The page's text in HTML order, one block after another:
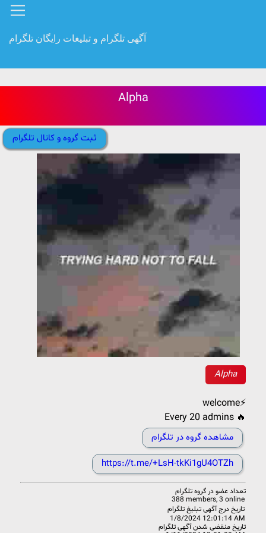
آگهی تلگرام و تبلیغات رایگان تلگرام
Alpha
ثبت گروه و کانال تلگرام
Alpha
welcome⚡
Every 20 admins 🔥
مشاهده گروه در تلگرام
https://t.me/+LsH-tkKi1gU4OTZh
تعداد عضو در گروه تلگرام
388 members, 3 online
تاریخ درج آگهی تبلیغ تلگرام
1/8/2024 12:01:14 AM
تاریخ منقضی شدن آگهی تلگرام